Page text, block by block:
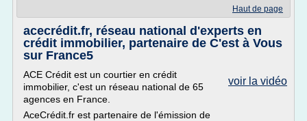
Haut de page
acecrédit.fr, réseau national d'experts en
crédit immobilier, partenaire de C'est à Vous
sur France5
voir la vidéo
ACE Crédit est un courtier en crédit
immobilier, c'est un réseau national de 65
agences en France.
AceCrédit.fr est partenaire de l'émission de